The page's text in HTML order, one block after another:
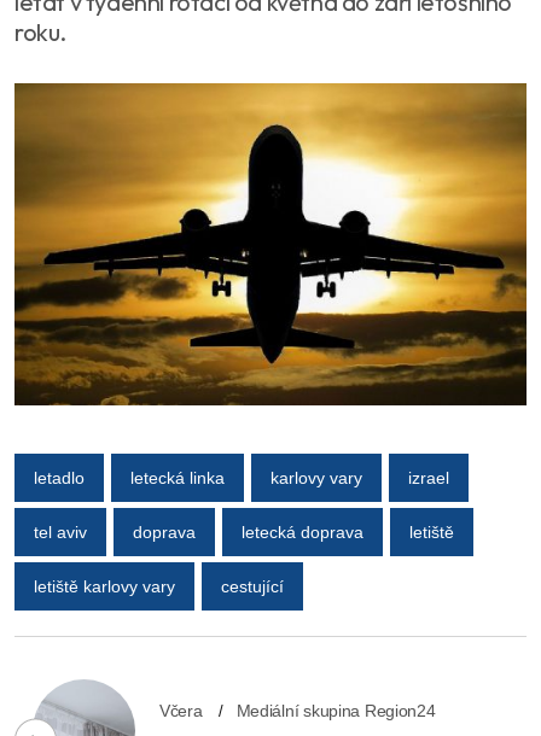
roku.
letadlo letecká linka karlovy vary izrael
tel aviv doprava letecká doprava letiště
letiště karlovy vary cestující
Včera Mediální skupina Region24